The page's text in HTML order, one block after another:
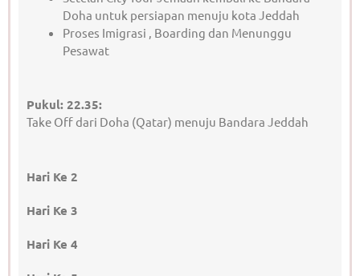
Doha untuk persiapan menuju kota Jeddah
Proses Imigrasi , Boarding dan Menunggu
Pesawat
Pukul: 22.35:
Take Off dari Doha (Qatar) menuju Bandara Jeddah
Hari Ke 2
Hari Ke 3
Hari Ke 4